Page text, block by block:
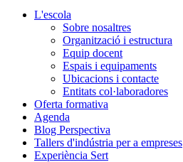
L'escola
Sobre nosaltres
Organització i estructura
Equip docent
Espais i equipaments
Ubicacions i contacte
Entitats col·laboradores
Oferta formativa
Agenda
Blog Perspectiva
Tallers d'indústria per a empreses
Experiència Sert